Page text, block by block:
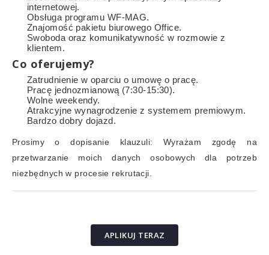
internetowej.
Obsługa programu WF-MAG.
Znajomość pakietu biurowego Office.
Swoboda oraz komunikatywność w rozmowie z
klientem.
Co oferujemy?
Zatrudnienie w oparciu o umowę o pracę.
Pracę jednozmianową (7:30-15:30).
Wolne weekendy.
Atrakcyjne wynagrodzenie z systemem premiowym.
Bardzo dobry dojazd.
Prosimy o dopisanie klauzuli: Wyrażam zgodę na
przetwarzanie moich danych osobowych dla potrzeb
niezbędnych w procesie rekrutacji.
APLIKUJ TERAZ